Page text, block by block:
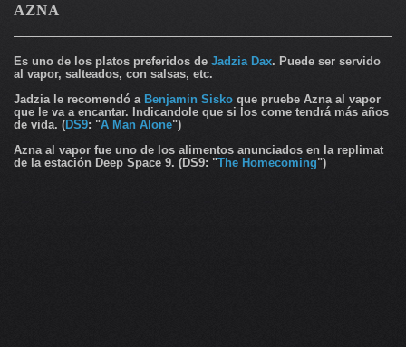
AZNA
Es uno de los platos preferidos de Jadzia Dax. Puede ser servido
al vapor, salteados, con salsas, etc.
Jadzia le recomendó a Benjamin Sisko que pruebe Azna al vapor
que le va a encantar. Indicandole que si los come tendrá más años
de vida. (DS9: "A Man Alone")
Azna al vapor fue uno de los alimentos anunciados en la replimat
de la estación Deep Space 9. (DS9: "The Homecoming")